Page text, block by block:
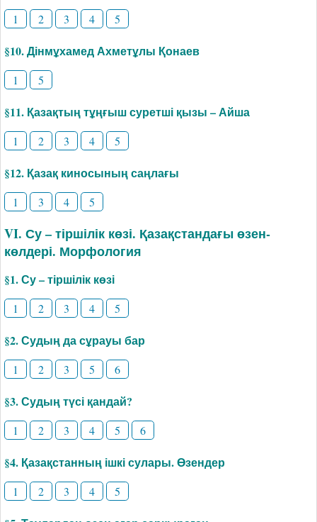
1 2 3 4 5
§10. Дінмұхамед Ахметұлы Қонаев
1 5
§11. Қазақтың тұңғыш суретші қызы – Айша
1 2 3 4 5
§12. Қазақ киносының саңлағы
1 3 4 5
VI. Су – тіршілік көзі. Қазақстандағы өзен-
көлдері. Морфология
§1. Су – тіршілік көзі
1 2 3 4 5
§2. Судың да сұрауы бар
1 2 3 5 6
§3. Судың түсі қандай?
1 2 3 4 5 6
§4. Қазақстанның ішкі сулары. Өзендер
1 2 3 4 5